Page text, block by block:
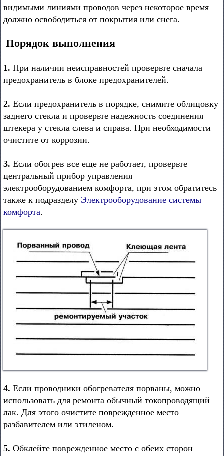
видимыми линиями проводов через некоторое время
должно освободиться от покрытия или снега.
Порядок выполнения
1. При наличии неисправностей проверьте сначала
предохранитель в блоке предохранителей.
2. Если предохранитель в порядке, снимите облицовку
заднего стекла и проверьте надежность соединения
штекера у стекла слева и справа. При необходимости
очистите от коррозии.
3. Если обогрев все еще не работает, проверьте
центральный прибор управления
электрооборудованием комфорта, при этом обратитесь
также к подразделу Электрооборудование системы
комфорта.
4. Если проводники обогревателя порваны, можно
использовать для ремонта обычный токопроводящий
лак. Для этого очистите поврежденное место
разбавителем или этиленом.
5. Обклейте поврежденное место с обеих сторон